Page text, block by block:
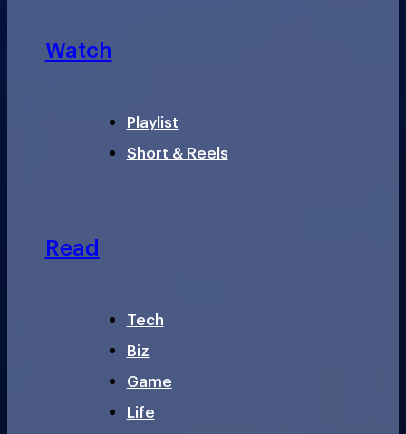
Watch
Playlist
Short & Reels
Read
Tech
Biz
Game
Life